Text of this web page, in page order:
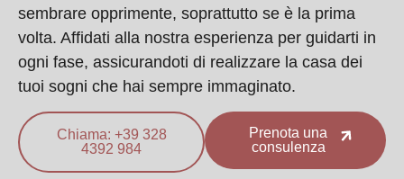
sembrare opprimente, soprattutto se è la prima
volta. Affidati alla nostra esperienza per guidarti in
ogni fase, assicurandoti di realizzare la casa dei
tuoi sogni che hai sempre immaginato.
Prenota una
consulenza
Chiama: +39 328
4392 984